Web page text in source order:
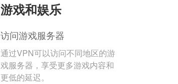
游戏和娱乐
访问游戏服务器
通过VPN可以访问不同地区的游
戏服务器，享受更多游戏内容和
更低的延迟。